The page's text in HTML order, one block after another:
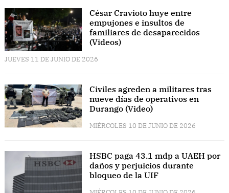
César Cravioto huye entre
empujones e insultos de
familiares de desaparecidos
(Videos)
JUEVES 11 DE JUNIO DE 2026
Civiles agreden a militares tras
nueve días de operativos en
Durango (Video)
MIÉRCOLES 10 DE JUNIO DE 2026
HSBC paga 43.1 mdp a UAEH por
daños y perjuicios durante
bloqueo de la UIF